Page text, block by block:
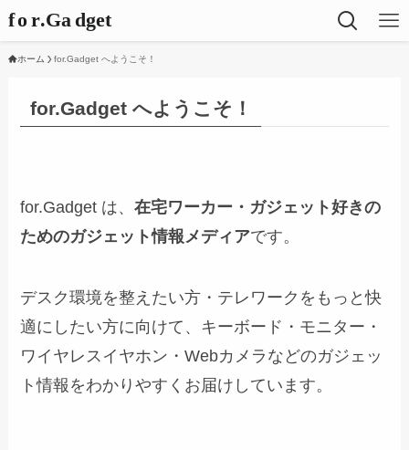
ホーム for.Gadget へようこそ！
for.Gadget へようこそ！
for.Gadget は、在宅ワーカー・ガジェット好きの
ためのガジェット情報メディアです。
デスク環境を整えたい方・テレワークをもっと快
適にしたい方に向けて、キーボード・モニター・
ワイヤレスイヤホン・Webカメラなどのガジェッ
ト情報をわかりやすくお届けしています。